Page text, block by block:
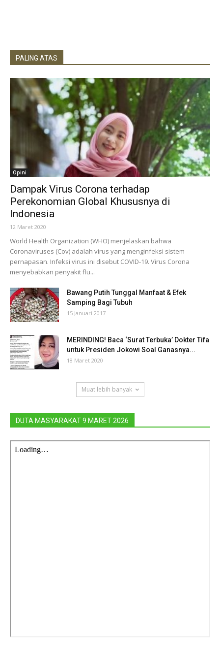
PALING ATAS
Opini
Dampak Virus Corona terhadap
Perekonomian Global Khususnya di
Indonesia
12 Maret 2020
World Health Organization (WHO) menjelaskan bahwa
Coronaviruses (Cov) adalah virus yang menginfeksi sistem
pernapasan. Infeksi virus ini disebut COVID-19. Virus Corona
menyebabkan penyakit flu...
Bawang Putih Tunggal Manfaat & Efek
Samping Bagi Tubuh
15 Januari 2017
MERINDING! Baca ‘Surat Terbuka’ Dokter Tifa
untuk Presiden Jokowi Soal Ganasnya...
18 Maret 2020
Muat lebih banyak
DUTA MASYARAKAT 9 MARET 2026